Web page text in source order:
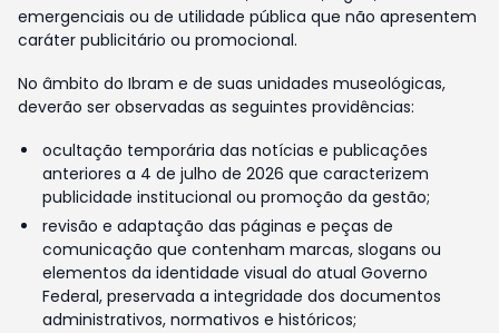
emergenciais ou de utilidade pública que não apresentem
caráter publicitário ou promocional.
No âmbito do Ibram e de suas unidades museológicas,
deverão ser observadas as seguintes providências:
ocultação temporária das notícias e publicações
anteriores a 4 de julho de 2026 que caracterizem
publicidade institucional ou promoção da gestão;
revisão e adaptação das páginas e peças de
comunicação que contenham marcas, slogans ou
elementos da identidade visual do atual Governo
Federal, preservada a integridade dos documentos
administrativos, normativos e históricos;